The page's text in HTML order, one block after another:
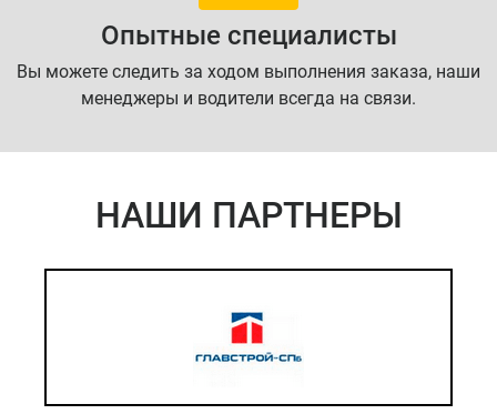
Опытные специалисты
Вы можете следить за ходом выполнения заказа, наши
менеджеры и водители всегда на связи.
НАШИ ПАРТНЕРЫ